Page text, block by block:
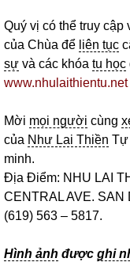
Quý vị có thể truy cập
của Chùa để liên tục
sự và các khóa tu học
www.nhulaithientu.net
Mời mọi người cùng
của Như Lai Thiền Tự
minh.
Địa Điểm: NHU LAI
CENTRAL AVE. SAN
(619) 563 – 5817.
Hình ảnh được ghi